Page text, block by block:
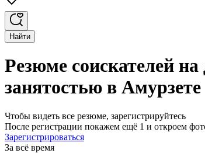
Найти
Резюме соискателей
занятостью в Амурзете
Чтобы видеть все резюме, зарегистрируйтесь
После регистрации покажем ещё 1 и откроем
Зарегистрироваться
За всё время